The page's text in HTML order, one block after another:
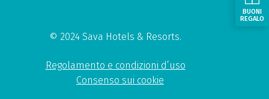
© 2024 Sava Hotels & Resorts.
Regolamento e condizioni d’uso
Consenso sui cookie
BUONI
REGALO